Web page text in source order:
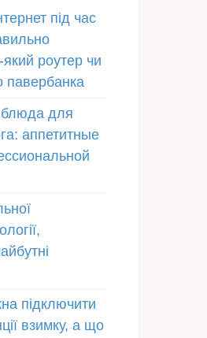
під час
роутер чи
павербанка
для
аппетитные
підключити
взимку, а що